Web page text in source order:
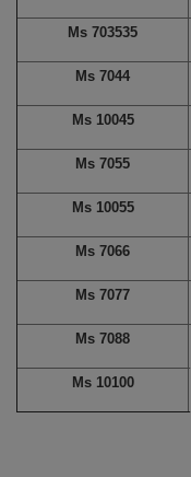
Ms 703535
Ms 7044
Ms 10045
Ms 7055
Ms 10055
Ms 7066
Ms 7077
Ms 7088
Ms 10100